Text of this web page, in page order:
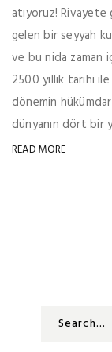
atıyoruz!
gelen bir seyyah
ve bu nida zaman
2500 yıllık tarihi
dönemin
dünyanın dört bir
READ MORE